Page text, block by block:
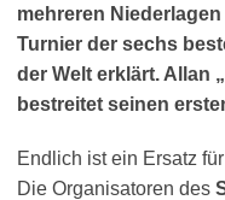
mehreren
Turnier der sechs
der Welt erklärt. Allan
bestreitet seinen
Endlich ist ein Ersatz für
Die Organisatoren des